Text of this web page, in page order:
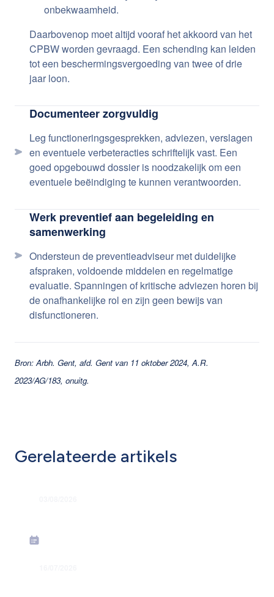
onbekwaamheid.
Daarbovenop moet altijd vooraf het akkoord van het
CPBW worden gevraagd. Een schending kan leiden
tot een beschermingsvergoeding van twee of drie
jaar loon.
Documenteer zorgvuldig
Leg functioneringsgesprekken, adviezen, verslagen
en eventuele verbeteracties schriftelijk vast. Een
goed opgebouwd dossier is noodzakelijk om een
eventuele beëindiging te kunnen verantwoorden.
Werk preventief aan begeleiding en
samenwerking
Ondersteun de preventieadviseur met duidelijke
afspraken, voldoende middelen en regelmatige
evaluatie. Spanningen of kritische adviezen horen bij
de onafhankelijke rol en zijn geen bewijs van
disfunctioneren.
Bron: Arbh. Gent, afd. Gent van 11 oktober 2024, A.R.
2023/AG/183, onuitg.
Gerelateerde artikels